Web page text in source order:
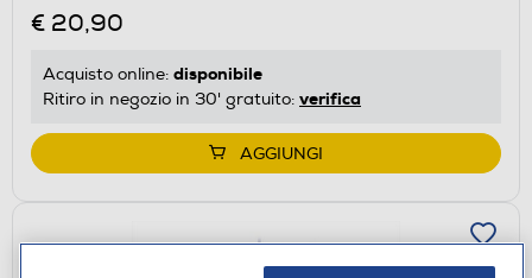
€ 20,90
Acquisto online: disponibile
Ritiro in negozio in 30' gratuito: verifica
AGGIUNGI